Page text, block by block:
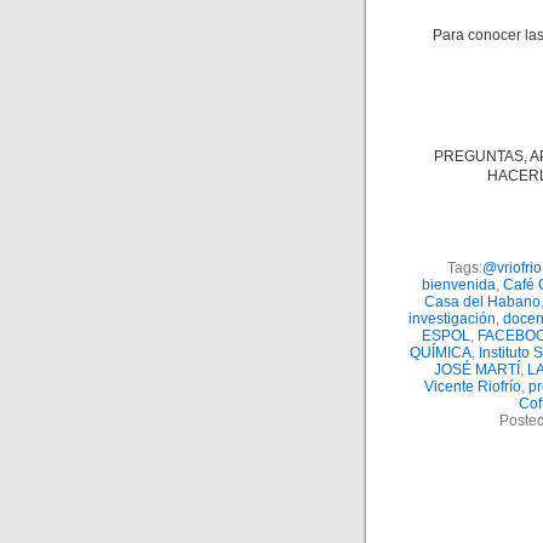
Para conocer
PREGUNTAS,
Tags:@vriofrio
bienvenida, Café
Casa del Habano,
investigación,
ESPOL,
QUÍMICA, Instituto
JOSÉ MARTÍ ,
Vicente Riofrío,